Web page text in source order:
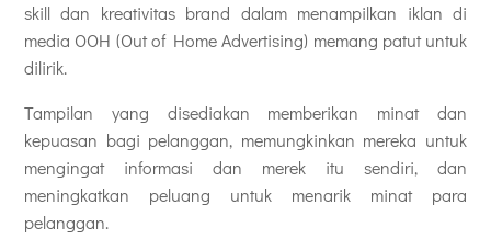
skill dan kreativitas brand dalam menampilkan iklan di
media OOH (Out of Home Advertising) memang patut untuk
dilirik.
Tampilan yang disediakan memberikan minat dan
kepuasan bagi pelanggan, memungkinkan mereka untuk
mengingat informasi dan merek itu sendiri, dan
meningkatkan peluang untuk menarik minat para
pelanggan.